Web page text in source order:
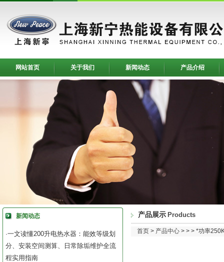
网站首页 关于我们 新闻动态 产品介绍
新闻动态
·一文读懂200升电热水器：能效等级划
分、安装空间测算、日常除垢维护全流
程实用指南
产品展示 Products
首页 > 产品中心 > > > *功率